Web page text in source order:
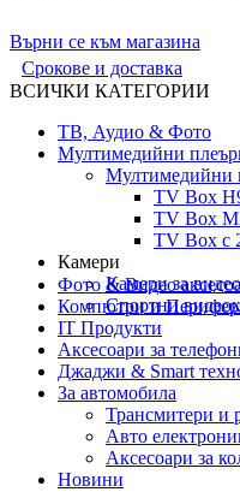
Върни се към магазина
Срокове и доставка
ВСИЧКИ КАТЕГОРИИ
ТВ, Аудио & Фото
Мултимедийни
Мултимедийни
TV Box
TV Box
TV Box с
Камери
Камери за
Спортни
Фото & Видео
Компютри и
IT Продукти
Аксесоари за
Джаджи & Smart
За автомобила
Трансмитери и
Авто
Аксесоари за
Новини